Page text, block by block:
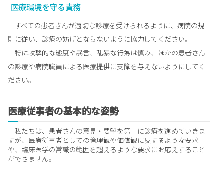
医療環境を守る責務
すべての患者さんが適切な診療を受けられるように、病院の規
則に従い、診療の妨げとならないように協力してください。
特に攻撃的な態度や暴言、乱暴な行為は慎み、ほかの患者さん
の診療や病院職員による医療提供に支障を与えないようにしてく
ださい。
医療従事者の基本的な姿勢
私たちは、患者さんの意見・要望を第一に診療を進めていきま
すが、医療従事者としての倫理観や価値観に反するような要求
や、臨床医学の常識の範囲を超えるような要求にお応えすること
ができません。